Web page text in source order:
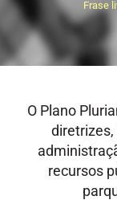
Frase
O Plano
recursos